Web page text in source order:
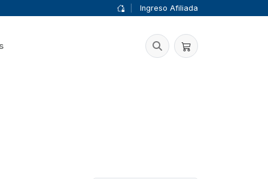
Ingreso Afiliada